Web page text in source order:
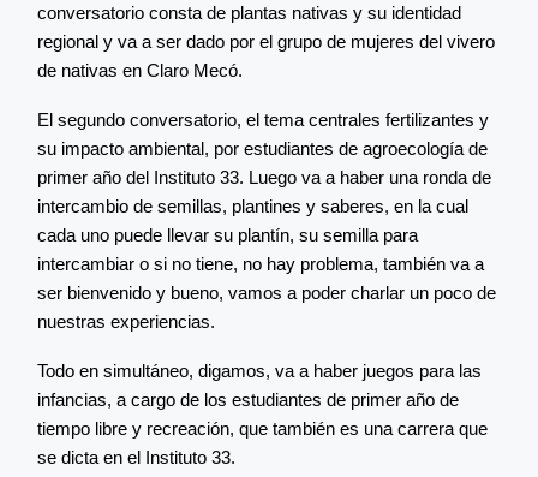
conversatorio consta de plantas nativas y su identidad
regional y va a ser dado por el grupo de mujeres del vivero
de nativas en Claro Mecó.
El segundo conversatorio, el tema centrales fertilizantes y
su impacto ambiental, por estudiantes de agroecología de
primer año del Instituto 33. Luego va a haber una ronda de
intercambio de semillas, plantines y saberes, en la cual
cada uno puede llevar su plantín, su semilla para
intercambiar o si no tiene, no hay problema, también va a
ser bienvenido y bueno, vamos a poder charlar un poco de
nuestras experiencias.
Todo en simultáneo, digamos, va a haber juegos para las
infancias, a cargo de los estudiantes de primer año de
tiempo libre y recreación, que también es una carrera que
se dicta en el Instituto 33.